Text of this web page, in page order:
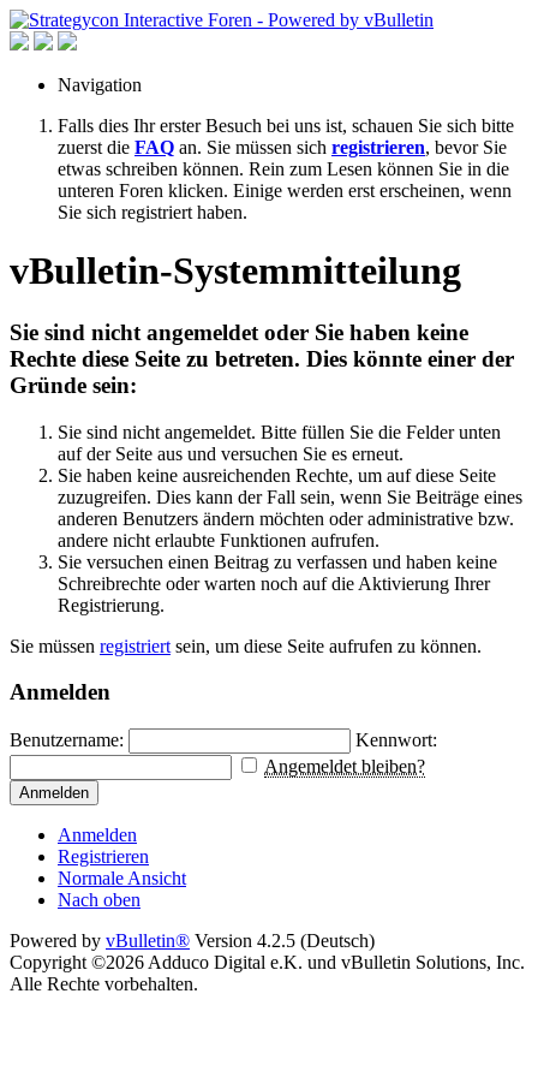
Navigation
Falls dies Ihr erster Besuch bei uns ist, schauen Sie sich bitte
zuerst die FAQ an. Sie müssen sich registrieren, bevor Sie
etwas schreiben können. Rein zum Lesen können Sie in die
unteren Foren klicken. Einige werden erst erscheinen, wenn
Sie sich registriert haben.
vBulletin-Systemmitteilung
Sie sind nicht angemeldet oder Sie haben keine
Rechte diese Seite zu betreten. Dies könnte einer der
Gründe sein:
Sie sind nicht angemeldet. Bitte füllen Sie die Felder unten
auf der Seite aus und versuchen Sie es erneut.
Sie haben keine ausreichenden Rechte, um auf diese Seite
zuzugreifen. Dies kann der Fall sein, wenn Sie Beiträge eines
anderen Benutzers ändern möchten oder administrative bzw.
andere nicht erlaubte Funktionen aufrufen.
Sie versuchen einen Beitrag zu verfassen und haben keine
Schreibrechte oder warten noch auf die Aktivierung Ihrer
Registrierung.
Sie müssen registriert sein, um diese Seite aufrufen zu können.
Anmelden
Benutzername:
Kennwort:
Angemeldet bleiben?
Anmelden
Anmelden
Registrieren
Normale Ansicht
Nach oben
Powered by vBulletin® Version 4.2.5 (Deutsch)
Copyright ©2026 Adduco Digital e.K. und vBulletin Solutions, Inc.
Alle Rechte vorbehalten.